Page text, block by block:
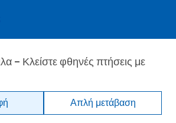
– Κλείστε φθηνές πτήσεις με
Απλή μετάβαση